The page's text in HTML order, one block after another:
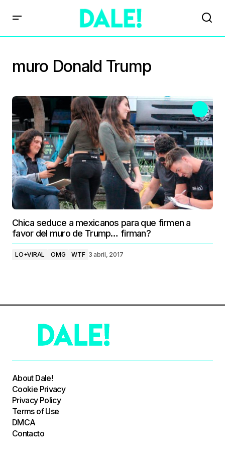
muro Donald Trump
Chica seduce a mexicanos para que firmen a
favor del muro de Trump… firman?
LO+VIRAL OMG WTF 3 abril, 2017
About Dale!
Cookie Privacy
Privacy Policy
Terms of Use
DMCA
Contacto